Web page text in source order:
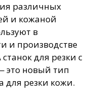
различных
и кожаной
в
и производстве
для резки с
новый тип
для резки кожи.